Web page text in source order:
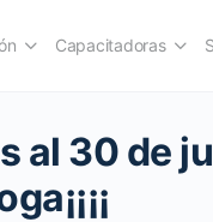
Capacitadoras
al 30 de